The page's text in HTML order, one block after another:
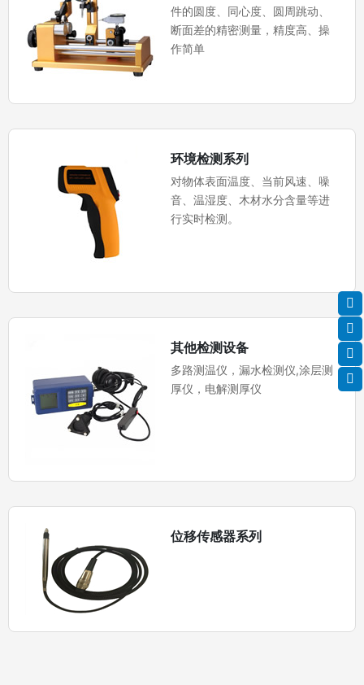
件的圆度、同心度、圆周跳动、
断面差的精密测量，精度高、操
作简单
环境检测系列
对物体表面温度、当前风速、噪
音、温湿度、木材水分含量等进
行实时检测。
其他检测设备
多路测温仪，漏水检测仪,涂层测
厚仪，电解测厚仪
位移传感器系列